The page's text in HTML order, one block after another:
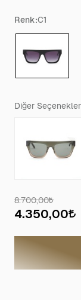
Renk:C1
Diğer Seçenekler
8.700,00
4.350,00